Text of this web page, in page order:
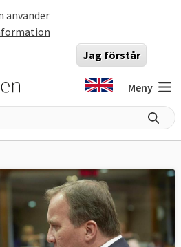
använder
Jag förstår
Meny